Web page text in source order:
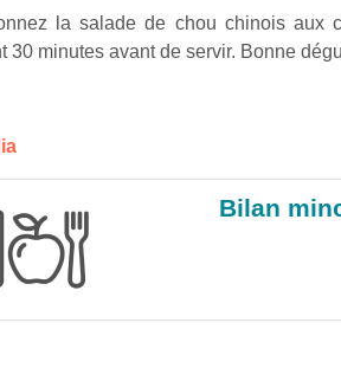
la salade de chou chinois aux
30 minutes avant de servir. Bonne
Bilan